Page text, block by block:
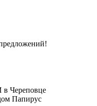
в Череповце
Папирус